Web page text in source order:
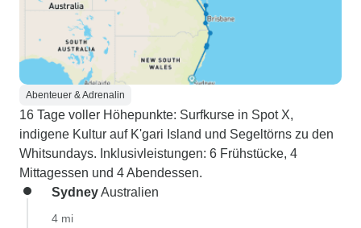
Abenteuer & Adrenalin
16 Tage voller Höhepunkte: Surfkurse in Spot X,
indigene Kultur auf K'gari Island und Segeltörns zu den
Whitsundays. Inklusivleistungen: 6 Frühstücke, 4
Mittagessen und 4 Abendessen.
SydneyAustralien
4 mi